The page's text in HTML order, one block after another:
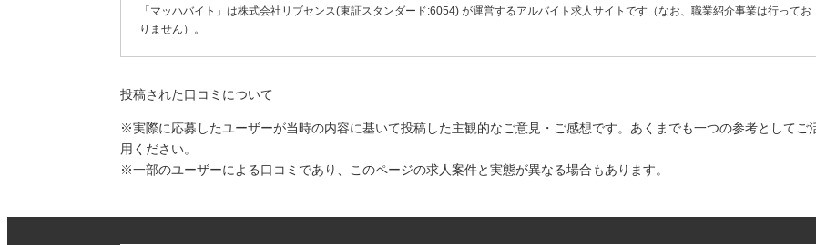
「マッハバイト」は株式会社リブセンス(東証スタンダード:6054) が運営するアルバイト求人サイトです（なお、職業紹介事業は行ってお
りません）。
投稿された口コミについて
※実際に応募したユーザーが当時の内容に基いて投稿した主観的なご意見・ご感想です。あくまでも一つの参考としてご
用ください。
※一部のユーザーによる口コミであり、このページの求人案件と実態が異なる場合もあります。